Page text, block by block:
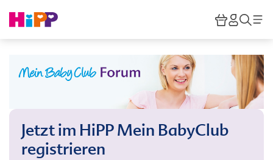
HiPP
Jetzt im HiPP Mein BabyClub
registrieren